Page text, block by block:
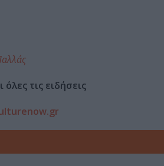
τις ειδήσεις